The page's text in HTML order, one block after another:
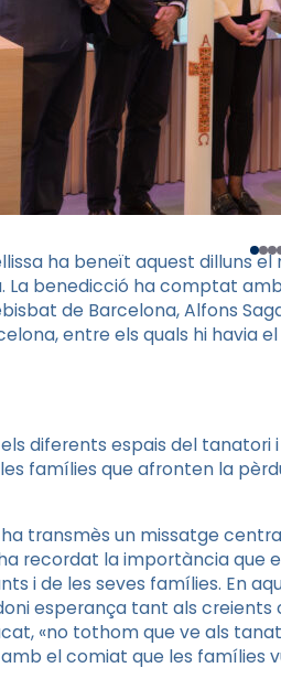
ha beneït aquest dilluns el
La benedicció ha comptat
de Barcelona, Alfons
entre els quals hi havia
diferents espais del tanatori i
famílies que afronten la
transmès un missatge
recordat la importància que
i de les seves famílies. En
esperança tant als creients
«no tothom que ve als
el comiat que les famílies